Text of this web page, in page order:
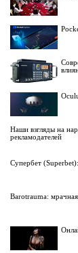
Наши взгляды на
рекламодателей
Супербет
Barotrauma: